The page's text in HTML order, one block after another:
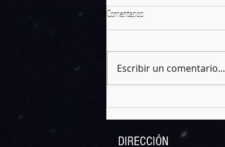
Narmer, el primer Faraón
Comentarios
Escribir un comentario...
DIRECCIÓN